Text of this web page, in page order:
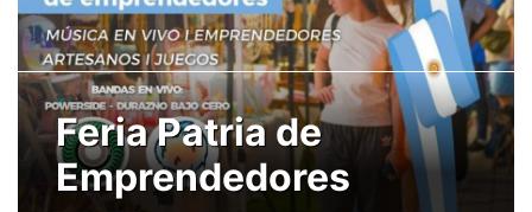
Feria Patria de
Emprendedores